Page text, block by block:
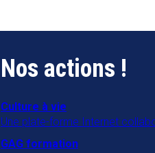
Nos actions !
Culture à vie
Une plate-forme Internet
GAG formation